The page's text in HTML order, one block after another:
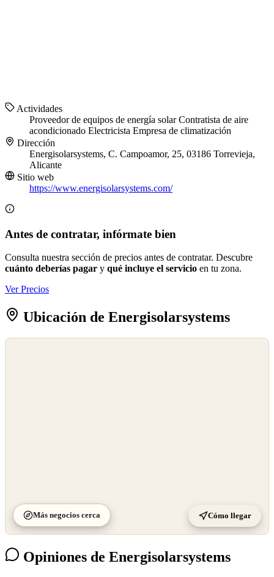
Actividades
Proveedor de equipos de energía solarContratista de aire
acondicionado Electricista Empresa de climatización
Dirección
Energisolarsystems, C. Campoamor, 25, 03186 Torrevieja,
Alicante
Sitio web
https://www.energisolarsystems.com/
Antes de contratar, infórmate bien
Consulta nuestra sección de precios antes de contratar. Descubre
cuánto deberías pagar y qué incluye el servicio en tu zona.
Ver Precios
Ubicación de Energisolarsystems
Más negocios cerca Cómo llegar
Opiniones de Energisolarsystems